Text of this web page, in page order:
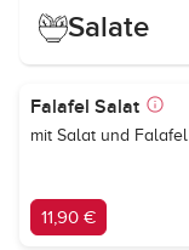
Salate
Falafel Salat
mit Salat und Falafel
11,90 €